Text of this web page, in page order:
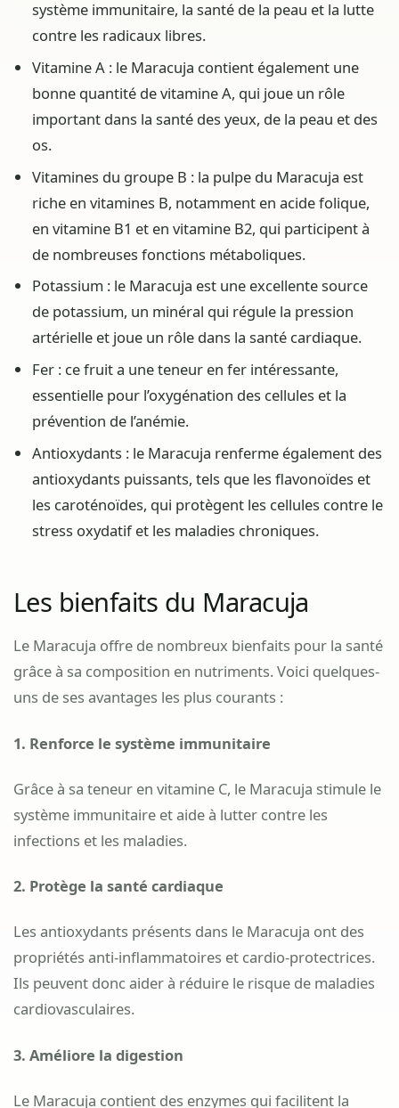
système immunitaire, la santé de la peau et la lutte
contre les radicaux libres.
Vitamine A : le Maracuja contient également une
bonne quantité de vitamine A, qui joue un rôle
important dans la santé des yeux, de la peau et des
os.
Vitamines du groupe B : la pulpe du Maracuja est
riche en vitamines B, notamment en acide folique,
en vitamine B1 et en vitamine B2, qui participent à
de nombreuses fonctions métaboliques.
Potassium : le Maracuja est une excellente source
de potassium, un minéral qui régule la pression
artérielle et joue un rôle dans la santé cardiaque.
Fer : ce fruit a une teneur en fer intéressante,
essentielle pour l’oxygénation des cellules et la
prévention de l’anémie.
Antioxydants : le Maracuja renferme également des
antioxydants puissants, tels que les flavonoïdes et
les caroténoïdes, qui protègent les cellules contre le
stress oxydatif et les maladies chroniques.
Les bienfaits du Maracuja
Le Maracuja offre de nombreux bienfaits pour la santé
grâce à sa composition en nutriments. Voici quelques-
uns de ses avantages les plus courants :
1. Renforce le système immunitaire
Grâce à sa teneur en vitamine C, le Maracuja stimule le
système immunitaire et aide à lutter contre les
infections et les maladies.
2. Protège la santé cardiaque
Les antioxydants présents dans le Maracuja ont des
propriétés anti-inflammatoires et cardio-protectrices.
Ils peuvent donc aider à réduire le risque de maladies
cardiovasculaires.
3. Améliore la digestion
Le Maracuja contient des enzymes qui facilitent la